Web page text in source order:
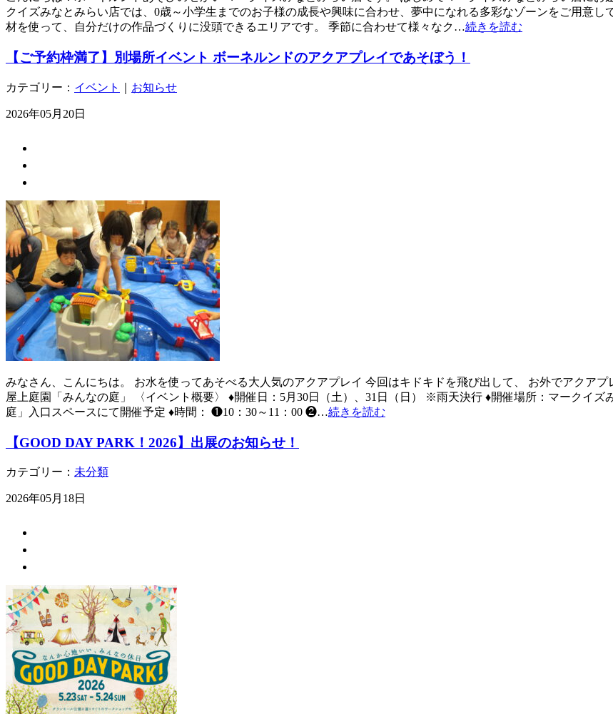
クイズみなとみらい店では、0歳～小学生までのお子様の成長や興味に合わせ、夢中になれる多彩なゾーンをご用意
材を使って、自分だけの作品づくりに没頭できるエリアです。 季節に合わせて様々なク…続きを読む
【ご予約枠満了】別場所イベント ボーネルンドのアクアプレイであそぼう！
カテゴリー： イベント お知らせ
2026年05月20日
みなさん、こんにちは。 お水を使ってあそべる大人気のアクアプレイ 今回はキドキドを飛び出して、 お外でアクア
屋上庭園「みんなの庭」 〈イベント概要〉 ♦開催日：5月30日（土）、31日（日） ※雨天決行 ♦開催場所：マーク
庭」入口スペースにて開催予定 ♦時間： ❶10：30～11：00 ❷…続きを読む
【GOOD DAY PARK！2026】出展のお知らせ！
カテゴリー： 未分類
2026年05月18日